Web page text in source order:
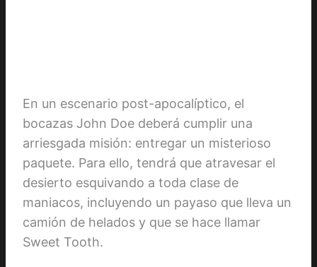
En un escenario post-apocalíptico, el
bocazas John Doe deberá cumplir una
arriesgada misión: entregar un misterioso
paquete. Para ello, tendrá que atravesar el
desierto esquivando a toda clase de
maniacos, incluyendo un payaso que lleva un
camión de helados y que se hace llamar
Sweet Tooth.